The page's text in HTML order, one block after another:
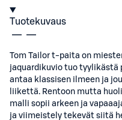
Tuotekuvaus
Tom Tailor t-paita on
jaquardikuvio tuo tyylikästä
antaa klassisen ilmeen ja
liikettä. Rentoon mutta
malli sopii arkeen ja
ja viimeistely tekevät siitä